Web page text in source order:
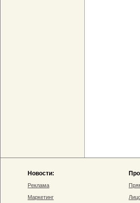
Новости:
Реклама
Маркетинг